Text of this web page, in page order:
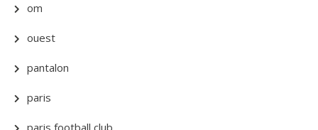
om
ouest
pantalon
paris